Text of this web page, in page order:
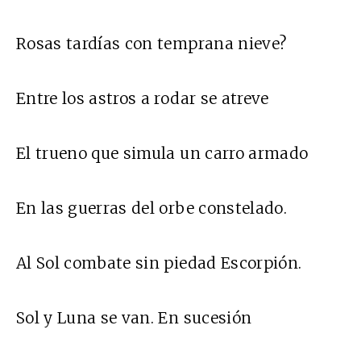
Rosas tardías con temprana nieve?
Entre los astros a rodar se atreve
El trueno que simula un carro armado
En las guerras del orbe constelado.
Al Sol combate sin piedad Escorpión.
Sol y Luna se van. En sucesión